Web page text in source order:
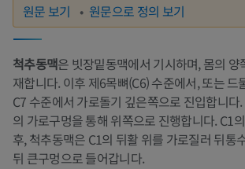
원문 보기 원문으로 정의 보기
척추동맥은 빗장밑동맥에서 기시하며, 몸의 양
재합니다. 이후 제6목뼈(C6) 수준에서, 또는
C7 수준에서 가로돌기 깊은쪽으로 진입합니다
의 가로구멍을 통해 위쪽으로 진행합니다. C1
후, 척추동맥은 C1의 뒤활 위를 가로질러 뒤통
뒤 큰구멍으로 들어갑니다.